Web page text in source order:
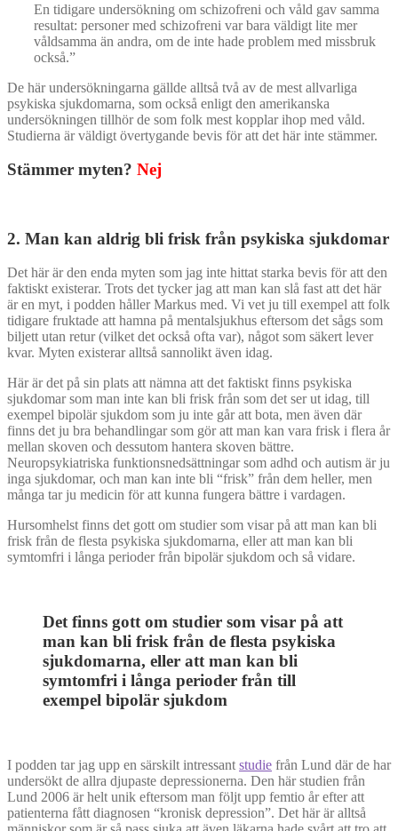
En tidigare undersökning om schizofreni och våld gav samma
resultat: personer med schizofreni var bara väldigt lite mer
våldsamma än andra, om de inte hade problem med missbruk
också.”
De här undersökningarna gällde alltså två av de mest allvarliga
psykiska sjukdomarna, som också enligt den amerikanska
undersökningen tillhör de som folk mest kopplar ihop med våld.
Studierna är väldigt övertygande bevis för att det här inte stämmer.
Stämmer myten? Nej
2. Man kan aldrig bli frisk från psykiska sjukdomar
Det här är den enda myten som jag inte hittat starka bevis för att den
faktiskt existerar. Trots det tycker jag att man kan slå fast att det här
är en myt, i podden håller Markus med. Vi vet ju till exempel att folk
tidigare fruktade att hamna på mentalsjukhus eftersom det sågs som
biljett utan retur (vilket det också ofta var), något som säkert lever
kvar. Myten existerar alltså sannolikt även idag.
Här är det på sin plats att nämna att det faktiskt finns psykiska
sjukdomar som man inte kan bli frisk från som det ser ut idag, till
exempel bipolär sjukdom som ju inte går att bota, men även där
finns det ju bra behandlingar som gör att man kan vara frisk i flera år
mellan skoven och dessutom hantera skoven bättre.
Neuropsykiatriska funktionsnedsättningar som adhd och autism är ju
inga sjukdomar, och man kan inte bli “frisk” från dem heller, men
många tar ju medicin för att kunna fungera bättre i vardagen.
Hursomhelst finns det gott om studier som visar på att man kan bli
frisk från de flesta psykiska sjukdomarna, eller att man kan bli
symtomfri i långa perioder från bipolär sjukdom och så vidare.
Det finns gott om studier som visar på att
man kan bli frisk från de flesta psykiska
sjukdomarna, eller att man kan bli
symtomfri i långa perioder från till
exempel bipolär sjukdom
I podden tar jag upp en särskilt intressant studie från Lund där de har
undersökt de allra djupaste depressionerna. Den här studien från
Lund 2006 är helt unik eftersom man följt upp femtio år efter att
patienterna fått diagnosen “kronisk depression”. Det här är alltså